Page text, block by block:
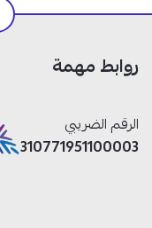
روابط مهمة
الرقم الضريبي
310771951100003